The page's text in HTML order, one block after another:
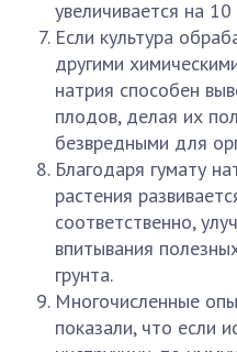
увеличивается на
Если культура
другими
натрия способен
плодов, делая их
безвредными для
Благодаря гумату
растения
соответственно,
впитывания
грунта.
Многочисленные
показали, что если